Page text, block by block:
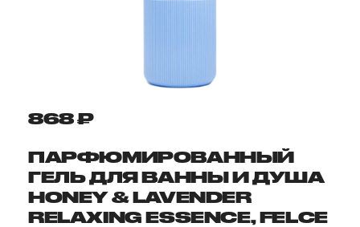
868 ₽
ПАРФЮМИРОВАННЫЙ
ГЕЛЬ ДЛЯ ВАННЫ И ДУША
HONEY & LAVENDER
RELAXING ESSENCE, FELCE